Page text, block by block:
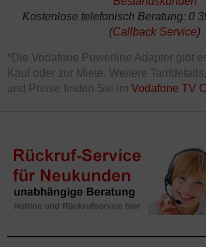
Kostenlose telefonisch Beratung: 0
(Callback Service)
*Die Vodafone Powerline Adapter gibt
Kauf oder zur Miete. Weitere
und Preise finden Sie im Vodafone TV